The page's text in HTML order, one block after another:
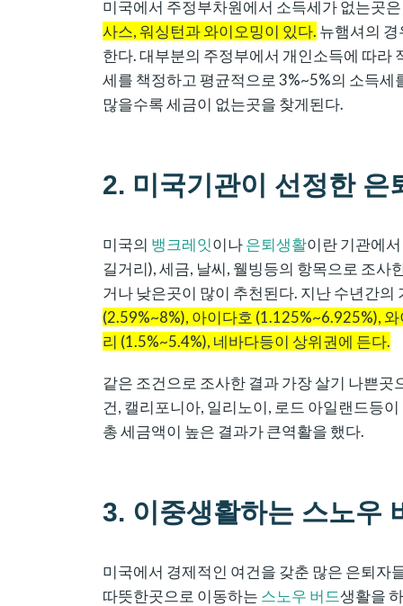
미국에서 주정부차원에서 소득세가 없는곳은
사스, 워싱턴과 와이오밍이 있다. 뉴햄셔의
한다. 대부분의 주정부에서 개인소득에 따라
세를 책정하고 평균적으로 3%~5%의 소득
많을수록 세금이 없는곳을 찾게된다.
2. 미국기관이 선정한 은
미국의 뱅크레잇이나은퇴생활이란 기관에
길거리), 세금, 날씨, 웰빙등의 항목으로 조
거나 낮은곳이 많이 추천된다. 지난 수년간의
(2.59%~8%), 아이다호 (1.125%~6.925%),
리 (1.5%~5.4%), 네바다등이 상위권에 든다.
같은 조건으로 조사한 결과 가장 살기 나쁜
건, 캘리포니아, 일리노이, 로드 아일랜드등
총 세금액이 높은 결과가 큰역활을 했다.
3. 이중생활하는 스노우
미국에서 경제적인 여건을 갖춘 많은 은퇴자
따뜻한곳으로 이동하는 스노우 버드생활을